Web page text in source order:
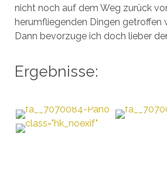
nicht noch auf dem Weg zurück
herumfliegenden Dingen getroffen
Dann bevorzuge ich doch lieber
Ergebnisse: